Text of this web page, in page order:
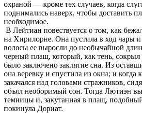
охраной — кроме тех случаев, когда
поднимались наверх, чтобы доставить
необходимое.
В Лейтиан повествуется о том, как
на Хирилорне. Она пустила в ход чары и
волосы ее выросли до необычайной
черный плащ, который, как тень, сокрыл
было заключено заклятие сна. Из
она веревку и спустила из окна; и когда
закачался над головами стражников,
объял необоримый сон. Тогда Лютиэн
темницы и, закутанная в плащ,
покинула Дориат.